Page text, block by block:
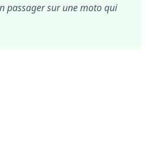
passager sur une moto qui